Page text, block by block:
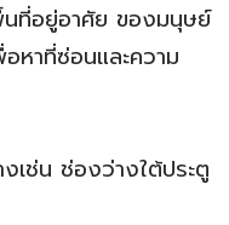
ที่อยู่อาศัย ของมนุษย์
หาที่ซ่อนและความ
ช่น ช่องว่างใต้ประตู